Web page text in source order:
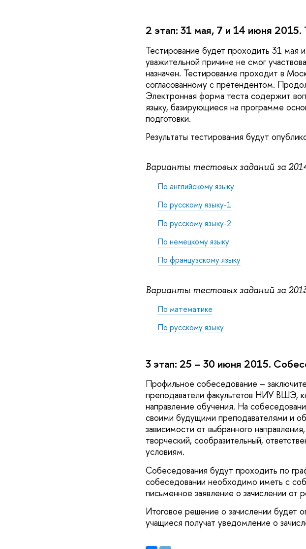
2 этап: 31 мая, 7 и 14 июня 2015.
Тестирование будет проходить 31
уважительной причине не смог
назначен. Тестирование проходит в
согласованному с претендентом.
Электронная форма теста содержит
языку, базирующиеся на программе
подготовки.
Результаты тестирования будут
Варианты тестовых заданий за
По английскому языку
По русскому языку-1
По русскому языку-2
По немецкому языку
По французскому языку
Варианты тестовых заданий за
По математике
По русскому языку
3 этап: 25 – 30 июня 2015.
Профильное собеседование –
преподаватели факультетов НИУ ВШЭ,
направление обучения. На
своими будущими преподавателями и
зависимости от выбранного
творческий, сообразительный,
условиям.
Собеседования будут проходить по
собеседовании необходимо иметь с
письменное заявление о зачислении
Итоговое решение о зачислении будет
учащиеся получат уведомление о